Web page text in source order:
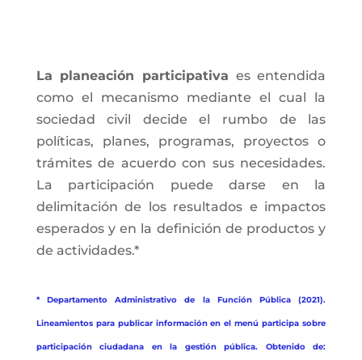
La planeación participativa es entendida
como el mecanismo mediante el cual la
sociedad civil decide el rumbo de las
políticas, planes, programas, proyectos o
trámites de acuerdo con sus necesidades.
La participación puede darse en la
delimitación de los resultados e impactos
esperados y en la definición de productos y
de actividades.*
* Departamento Administrativo de la Función Pública (2021).
Lineamientos para publicar información en el menú participa sobre
participación ciudadana en la gestión pública. Obtenido de: